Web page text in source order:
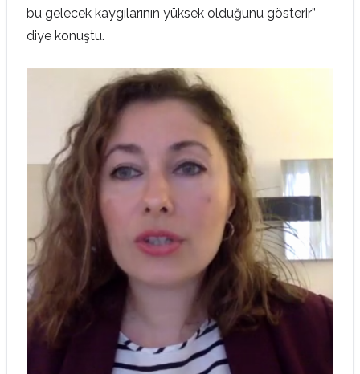
bu gelecek kaygılarının yüksek olduğunu gösterir”
diye konuştu.